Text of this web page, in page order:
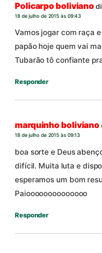
Policarpo boliviano
18 de julho de 2015 às 09:43
Vamos jogar com raça
papão hoje quem vai
Tubarão tô confiante
Responder
marquinho boliviano
18 de julho de 2015 às 09:13
boa sorte e Deus
difícil. Muita luta e
esperamos um bom
Paioooooooooooooo
Responder